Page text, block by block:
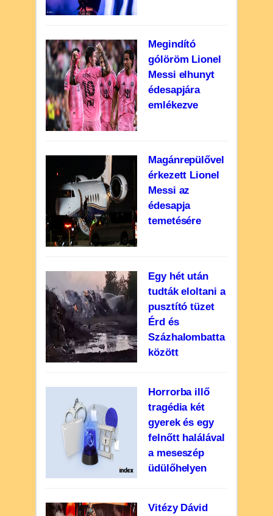
Megindító
gólöröm Lionel
Messi elhunyt
édesapjára
emlékezve
Magánrepülővel
érkezett Lionel
Messi az
édesapja
temetésére
Egy hét után
tudták eloltani a
pusztító tüzet
Érd és
Százhalombatta
között
Horrorba illő
tragédia két
gyerek és egy
felnőtt halálával
a meseszép
üdülőhelyen
Vitézy Dávid